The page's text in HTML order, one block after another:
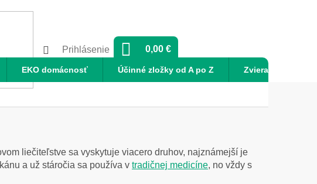
Prihlásenie
NÁKUPNÝ
0,00 €
EKO domácnosť Účinné zložky od A po Z Zvieratá
liečiteľstve sa vyskytuje viacero druhov, najznámejší je
a už stáročia sa používa v tradičnej medicíne, no vždy s